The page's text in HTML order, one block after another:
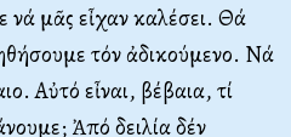
νά μᾶς εἶχαν καλέσει. Θά
τόν ἀδικούμενο. Νά
Αὐτό εἶναι, βέβαια, τί
Ἀπό δειλία δέν